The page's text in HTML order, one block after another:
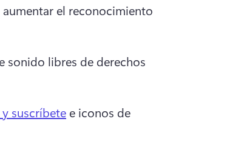
aumentar el reconocimiento
sonido libres de derechos
suscríbete e iconos de